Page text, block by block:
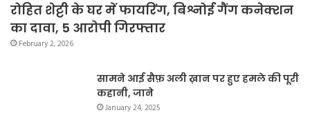
रोहित शेट्टी के घर में फायरिंग, बिश्नोई गैंग कनेक्शन
का दावा, 5 आरोपी गिरफ्तार
February 2, 2026
सामने आई सैफ़ अली ख़ान पर हुए हमले की पूरी
कहानी, जाने
January 24, 2025